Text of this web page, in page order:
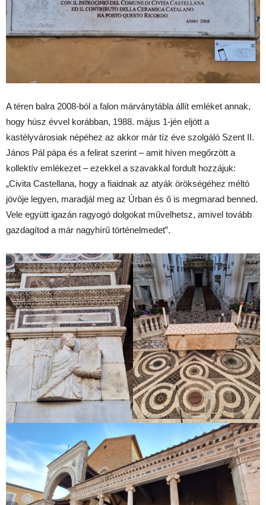
A téren balra 2008-ból a falon márványtábla állít emléket annak,
hogy húsz évvel korábban, 1988. május 1-jén eljött a
kastélyvárosiak népéhez az akkor már tíz éve szolgáló Szent II.
János Pál pápa és a felirat szerint – amit híven megőrzött a
kollektív emlékezet – ezekkel a szavakkal fordult hozzájuk:
„Civita Castellana, hogy a fiaidnak az atyák örökségéhez méltó
jövője legyen, maradjál meg az Úrban és ő is megmarad benned.
Vele együtt igazán ragyogó dolgokat művelhetsz, amivel tovább
gazdagítod a már nagyhírű történelmedet”.